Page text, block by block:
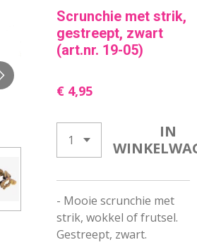
Scrunchie met strik,
gestreept, zwart
(art.nr. 19-05)
€ 4,95
IN
- Mooie scrunchie met
strik, wokkel of frutsel.
Gestreept, zwart.